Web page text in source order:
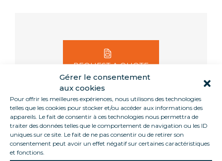
Gérer le consentement
aux cookies
Pour offrir les meilleures expériences, nous utilisons des technologies
telles que les cookies pour stocker et/ou accéder aux informations des
appareils. Le fait de consentir à ces technologies nous permettra de
traiter des données telles que le comportement de navigation ou les ID
uniques sur ce site. Le fait de ne pas consentir ou de retirer son
consentement peut avoir un effet négatif sur certaines caractéristiques
et fonctions.
REQUEST A QUOTE
Informations
Increasingly used in stores, screens help boost